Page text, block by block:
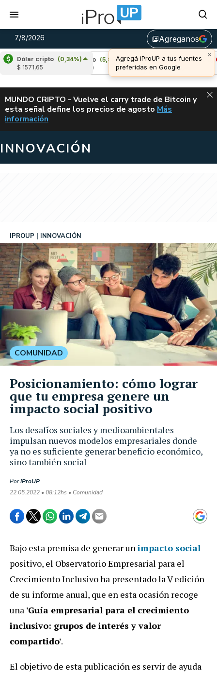
7/8/2026 library_addAgreganos
Dólar cripto (0,34%)
$ 1571,65
Cardano (5,95%)
Avalanche
(-3,16%)
u$s 6,45
ALERTA
MUNDO CRIPTO - Vuelve el carry trade de Bitcoin y
esta señal define los precios de agosto VUELVE EL
Más
información
INNOVACIÓN
Los desafíos sociales y medioambientales
impulsan nuevos modelos empresariales donde
ya no es suficiente generar beneficio económico,
sino también social
IPROUP INNOVACIÓN
PoriProUP
22.05.2022 • 08:12hs • Comunidad
COMUNIDAD
Posicionamiento: cómo lograr
que tu empresa genere un
impacto social positivo
Bajo esta premisa de generar unimpacto social
positivo, el Observatorio Empresarial para el
Crecimiento Inclusivo ha presentado la V edición
de su informe anual, que en esta ocasión recoge
una 'Guía empresarial para el crecimiento
inclusivo: grupos de interés y valor
compartido'.
El objetivo de esta publicación es servir de ayuda